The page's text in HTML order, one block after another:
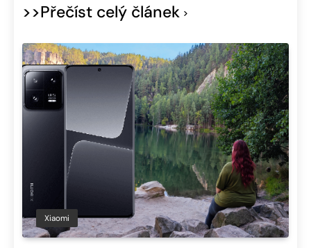
>>Přečíst celý článek
Xiaomi